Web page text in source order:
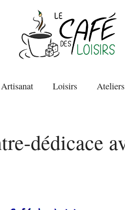
Artisanat Loisirs Ateliers
dédicace